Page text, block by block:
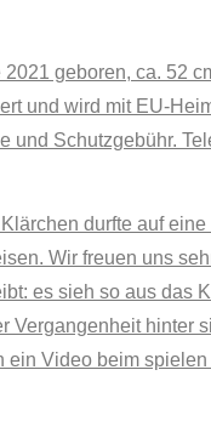
geboren, ca. 52
und wird mit EU-
und Schutzgebühr.
durfte auf
Wir freuen uns
es sieh so aus das
Vergangenheit hinter
ein Video beim